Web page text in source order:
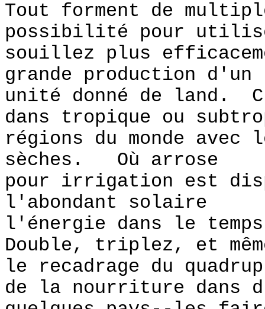
Tout forment de
possibilité pour
souillez plus
grande production d'un
unité donné de land.
dans tropique ou
régions du monde
sèches. Où arrose
pour irrigation est
l'abondant solaire
l'énergie dans le
Double, triplez, et
le recadrage du
de la nourriture dans